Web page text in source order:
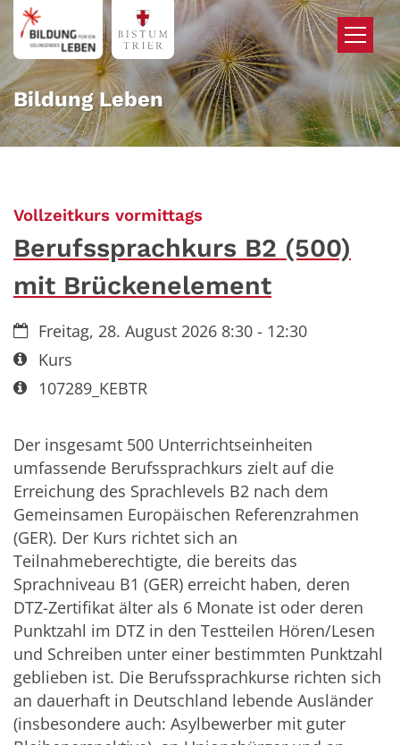
Zum Inhalt springen
Bildung Leben
Vollzeitkurs vormittags:
Berufssprachkurs B2 (500)
mit Brückenelement
Datum:Freitag, 28. August 2026 8:30 - 12:30
Art bzw. Nummer:
Kurs
Art bzw. Nummer:
107289_KEBTR
Der insgesamt 500 Unterrichtseinheiten
umfassende Berufssprachkurs zielt auf die
Erreichung des Sprachlevels B2 nach dem
Gemeinsamen Europäischen Referenzrahmen
(GER). Der Kurs richtet sich an
Teilnahmeberechtigte, die bereits das
Sprachniveau B1 (GER) erreicht haben, deren
DTZ-Zertifikat älter als 6 Monate ist oder deren
Punktzahl im DTZ in den Testteilen Hören/Lesen
und Schreiben unter einer bestimmten Punktzahl
geblieben ist. Die Berufssprachkurse richten sich
an dauerhaft in Deutschland lebende Ausländer
(insbesondere auch: Asylbewerber mit guter